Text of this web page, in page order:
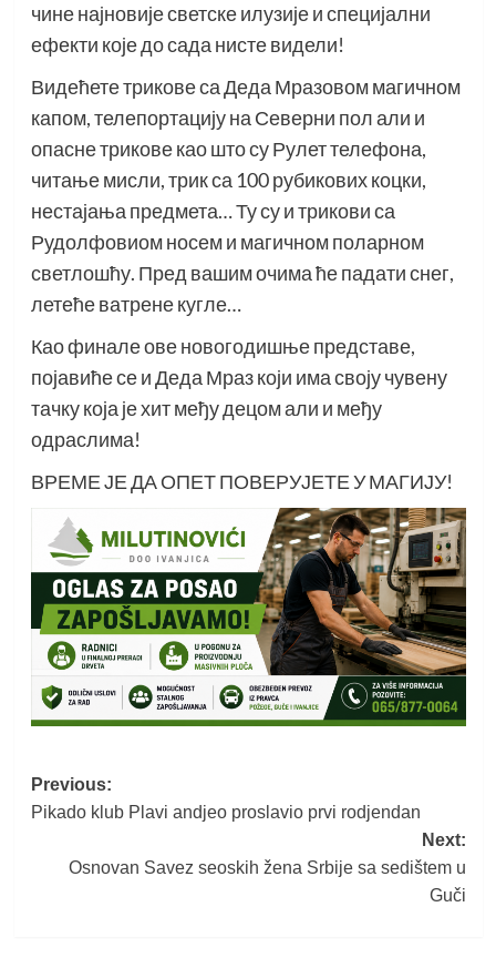
чине најновије светске илузије и специјални
ефекти које до сада нисте видели!
Видећете трикове са Деда Мразовом магичном
капом, телепортацију на Северни пол али и
опасне трикове као што су Рулет телефона,
читање мисли, трик са 100 рубикових коцки,
нестајања предмета… Ту су и трикови са
Рудолфовиом носем и магичном поларном
светлошћу. Пред вашим очима ће падати снег,
летеће ватрене кугле…
Као финале ове новогодишње представе,
појавиће се и Деда Мраз који има своју чувену
тачку која је хит међу децом али и међу
одраслима!
ВРЕМЕ ЈЕ ДА ОПЕТ ПОВЕРУЈЕТЕ У МАГИЈУ!
Post
navigation
Previous:
Pikado klub Plavi andjeo proslavio prvi rodjendan
Next:
Osnovan Savez seoskih žena Srbije sa sedištem u
Guči